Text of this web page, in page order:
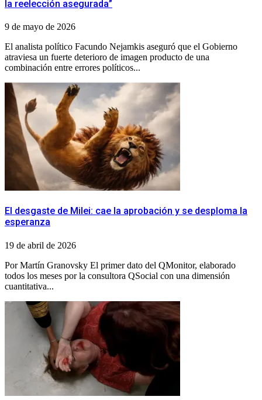
la reelección asegurada”
9 de mayo de 2026
El analista político Facundo Nejamkis aseguró que el Gobierno
atraviesa un fuerte deterioro de imagen producto de una
combinación entre errores políticos...
El desgaste de Milei: cae la aprobación y se desploma la
esperanza
19 de abril de 2026
Por Martín Granovsky El primer dato del QMonitor, elaborado
todos los meses por la consultora QSocial con una dimensión
cuantitativa...